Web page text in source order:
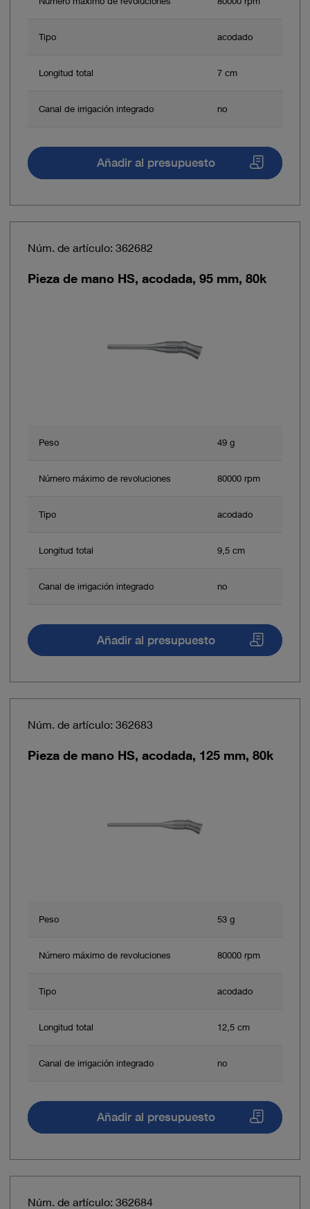
Tipo acodado
Longitud total 7 cm
Canal de irrigación integrado no
Añadir al presupuesto
Núm. de artículo: 362682
Pieza de mano HS, acodada, 95 mm, 80k
Peso 49 g
Número máximo de revoluciones 80000 rpm
Tipo acodado
Longitud total 9,5 cm
Canal de irrigación integrado no
Añadir al presupuesto
Núm. de artículo: 362683
Pieza de mano HS, acodada, 125 mm, 80k
Peso 53 g
Número máximo de revoluciones 80000 rpm
Tipo acodado
Longitud total 12,5 cm
Canal de irrigación integrado no
Añadir al presupuesto
Núm. de artículo: 362684